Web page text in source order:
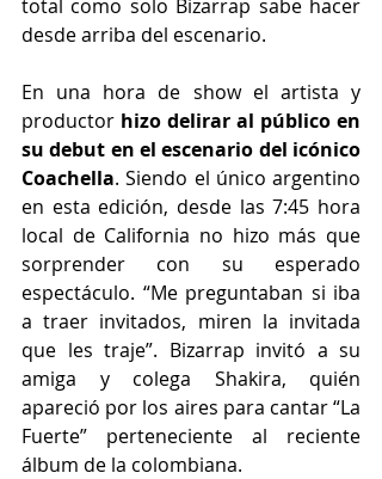
total como solo Bizarrap sabe hacer
desde arriba del escenario.
En una hora de show el artista y
productor hizo delirar al público en
su debut en el escenario del icónico
Coachella. Siendo el único argentino
en esta edición, desde las 7:45 hora
local de California no hizo más que
sorprender con su esperado
espectáculo. “Me preguntaban si iba
a traer invitados, miren la invitada
que les traje”. Bizarrap invitó a su
amiga y colega Shakira, quién
apareció por los aires para cantar “La
Fuerte” perteneciente al reciente
álbum de la colombiana.